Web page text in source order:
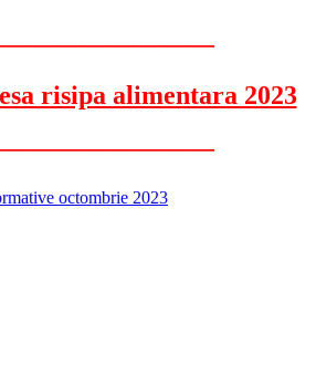
risipa alimentara 2023
octombrie 2023